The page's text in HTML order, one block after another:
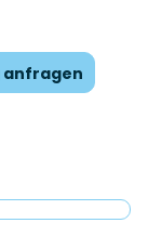
anfragen